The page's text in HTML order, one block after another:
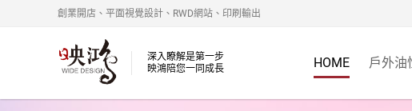
創業開店、平面視覺設計、RWD網站、印刷輸出
深入瞭解是第一步
映鴻陪您一同成長
HOME 戶外油